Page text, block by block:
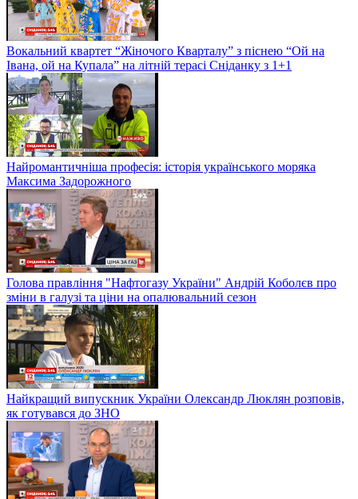
Вокальний квартет “Жіночого Кварталу” з піснею “Ой на
Івана, ой на Купала” на літній терасі Сніданку з 1+1
Найромантичніша професія: історія українського моряка
Максима Задорожного
Голова правління "Нафтогазу України" Андрій Коболєв про
зміни в галузі та ціни на опалювальний сезон
Найкращий випускник України Олександр Люклян розповів,
як готувався до ЗНО